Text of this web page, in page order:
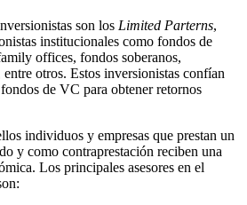
son los Limited Parterns,
institucionales como fondos de
offices, fondos soberanos,
otros. Estos inversionistas confían
de VC para obtener retornos
individuos y empresas que prestan un
y como contraprestación reciben una
Los principales asesores en el